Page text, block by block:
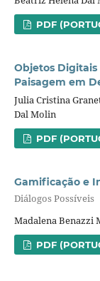
PDF
Objetos
Paisagem em
Julia Cristina
Dal Molin
PDF
Gamificação e
Diálogos Possíveis
Madalena Benazzi
PDF